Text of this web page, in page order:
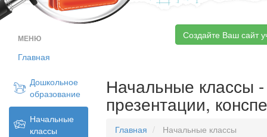
МЕНЮ
Главная
Дошкольное
образование
Начальные
классы
Создайте Ваш сайт
Начальные классы
презентации,
Главная Начальные классы